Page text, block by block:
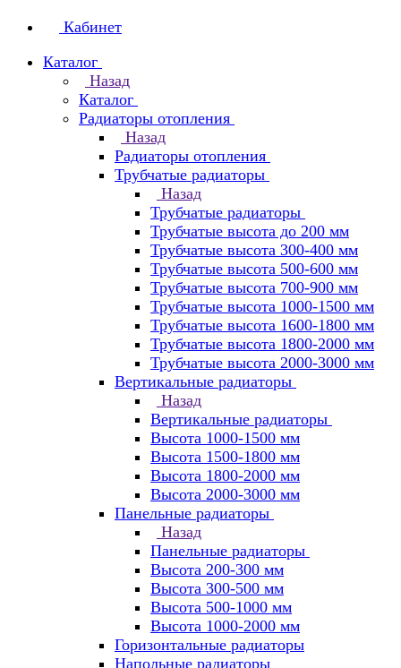
Кабинет
Каталог
Назад
Каталог
Радиаторы отопления
Назад
Радиаторы отопления
Трубчатые радиаторы
Назад
Трубчатые радиаторы
Трубчатые высота до 200 мм
Трубчатые высота 300-400 мм
Трубчатые высота 500-600 мм
Трубчатые высота 700-900 мм
Трубчатые высота 1000-1500 мм
Трубчатые высота 1600-1800 мм
Трубчатые высота 1800-2000 мм
Трубчатые высота 2000-3000 мм
Вертикальные радиаторы
Назад
Вертикальные радиаторы
Высота 1000-1500 мм
Высота 1500-1800 мм
Высота 1800-2000 мм
Высота 2000-3000 мм
Панельные радиаторы
Назад
Панельные радиаторы
Высота 200-300 мм
Высота 300-500 мм
Высота 500-1000 мм
Высота 1000-2000 мм
Горизонтальные радиаторы
Напольные радиаторы